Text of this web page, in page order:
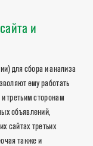
и
для сбора и анализа
ему работать
третьим сторонам
объявлений,
сайтах третьих
также и